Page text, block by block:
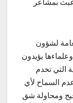
عبث بمشاعر
لشؤون
يؤيدون
التي تخدم
السماح لأي
ومحاولة شق